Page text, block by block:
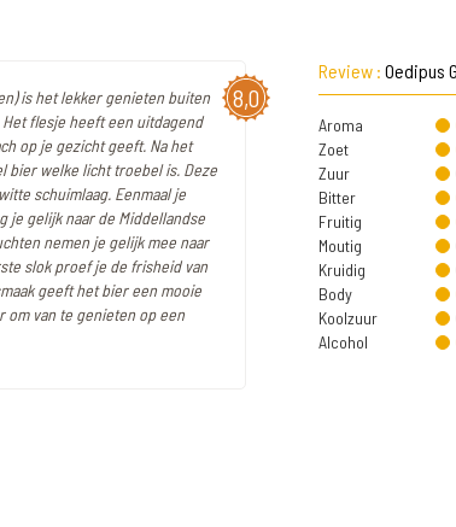
8,0
is het lekker genieten buiten
flesje heeft een uitdagend
op je gezicht geeft. Na het
bier welke licht troebel is. Deze
schuimlaag. Eenmaal je
je gelijk naar de Middellandse
nemen je gelijk mee naar
slok proef je de frisheid van
geeft het bier een mooie
om van te genieten op een
Review : Oedipus
Aroma
Zoet
Zuur
Bitter
Fruitig
Moutig
Kruidig
Body
Koolzuur
Alcohol